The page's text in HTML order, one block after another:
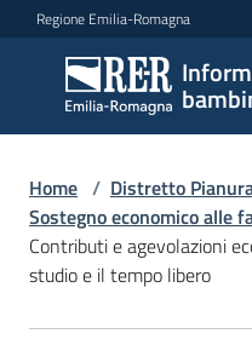
Vai al contenuto
Vai alla navigazione
Vai al footer
Regione Emilia-Romagna
Informa
famiglie
e
bambini
Argomenti
Home / Distretto
Sostegno economico alle
Contributi e agevolazioni
studio e il tempo libero